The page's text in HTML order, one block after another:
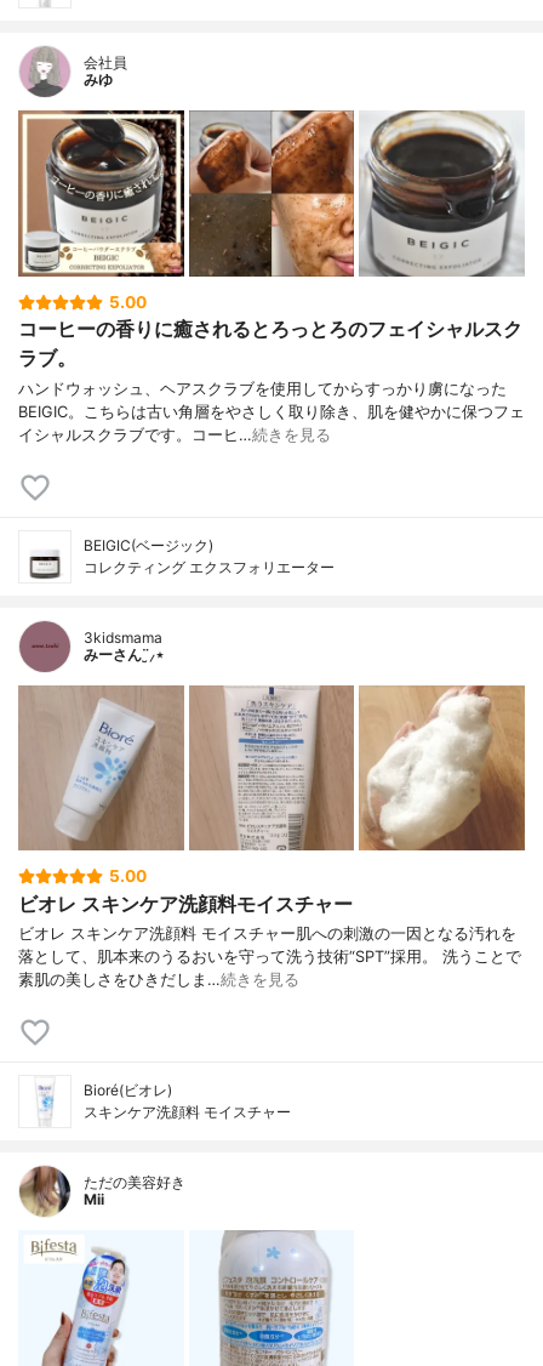
会社員
みゆ
5.00
コーヒーの香りに癒されるとろっとろのフェイシャルスク
ラブ。
ハンドウォッシュ、ヘアスクラブを使用してからすっかり虜になった
BEIGIC。こちらは古い角層をやさしく取り除き、肌を健やかに保つフェ
イシャルスクラブです。コーヒ…続きを見る
BEIGIC(ベージック)
コレクティング エクスフォリエーター
3kidsmama
みーさん¨̮⸝⋆
5.00
ビオレ スキンケア洗顔料モイスチャー
ビオレ スキンケア洗顔料 モイスチャー肌への刺激の一因となる汚れを
落として、肌本来のうるおいを守って洗う技術“SPT”採用。 洗うことで
素肌の美しさをひきだしま…続きを見る
Bioré(ビオレ)
スキンケア洗顔料 モイスチャー
ただの美容好き
Mii